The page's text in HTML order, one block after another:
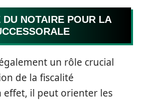
DU NOTAIRE POUR LA
un rôle crucial
de la fiscalité
effet, il peut orienter les